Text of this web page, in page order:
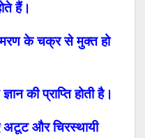
हैं।
के चक्र से मुक्त हो
की प्राप्ति होती है।
अटूट और चिरस्थायी